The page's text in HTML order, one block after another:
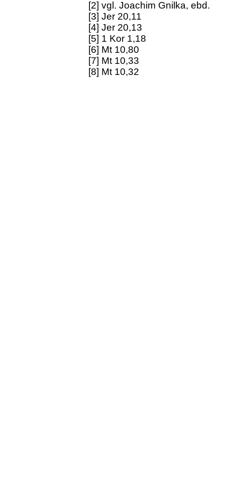
[2] vgl. Joachim Gnilka, ebd.
[3] Jer 20,11
[4] Jer 20,13
[5] 1 Kor 1,18
[6] Mt 10,80
[7] Mt 10,33
[8] Mt 10,32